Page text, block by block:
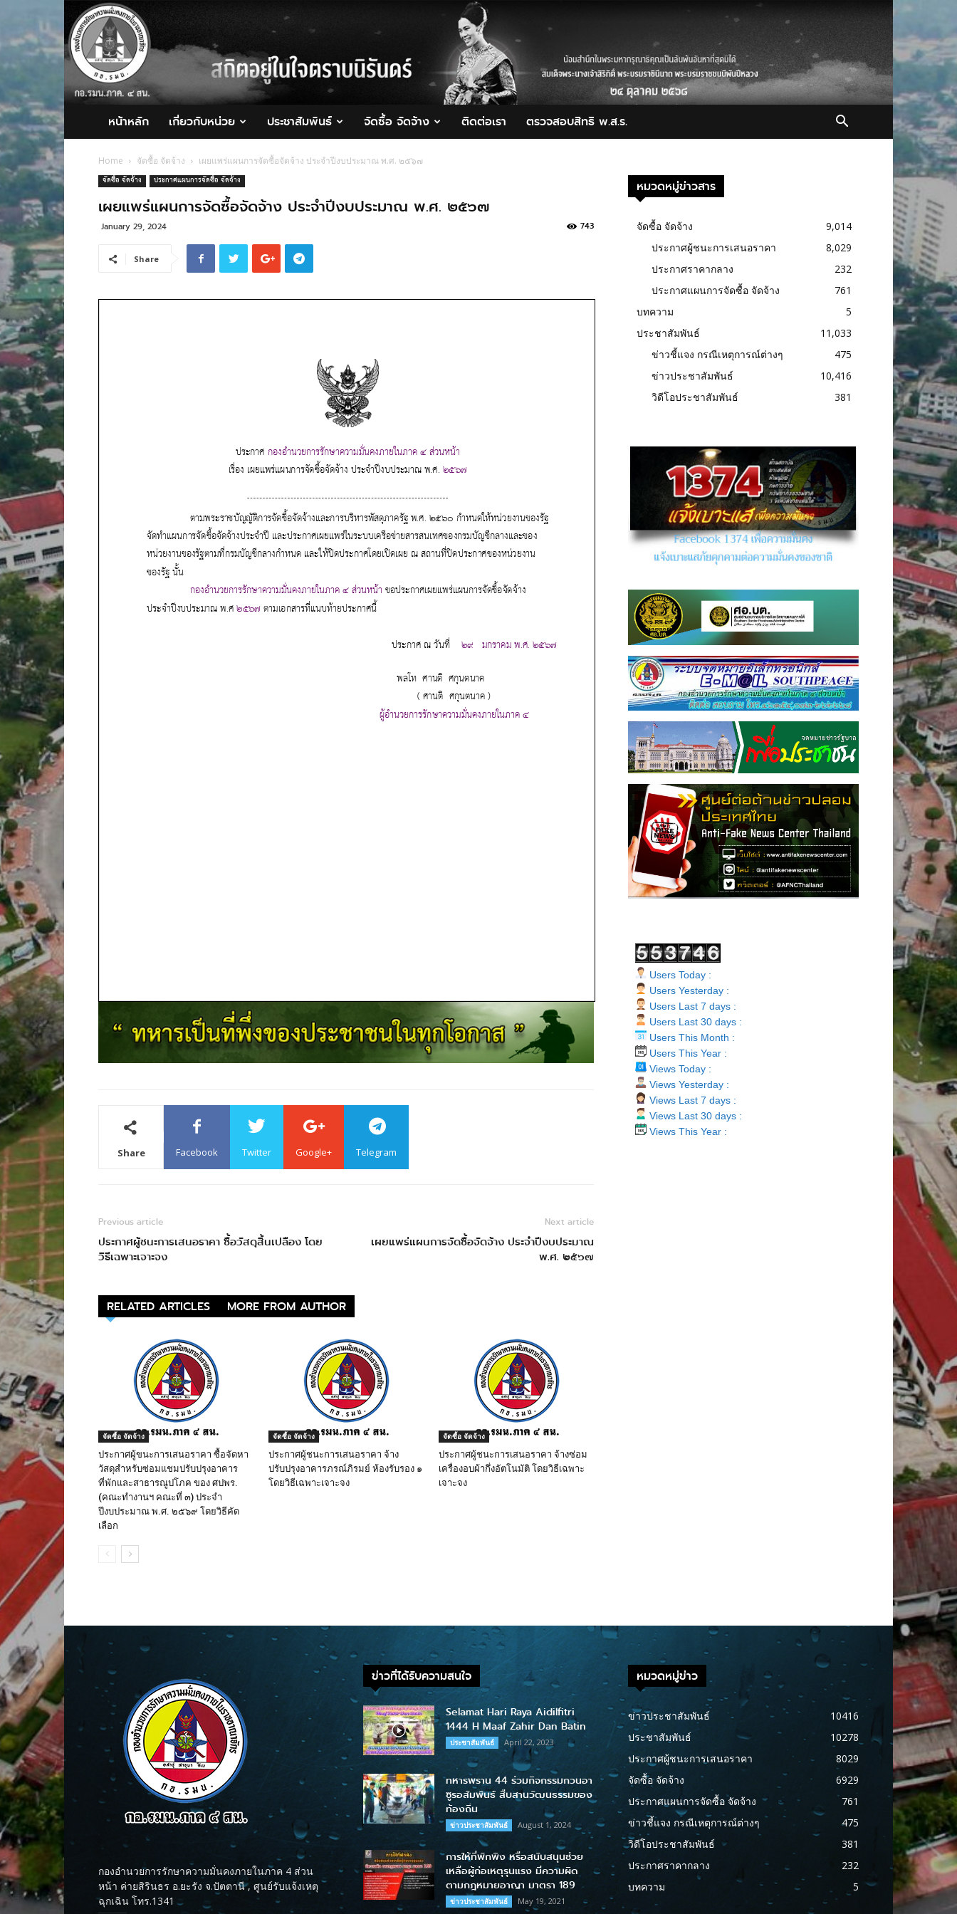
กอ.รมน.ภาค
4
สน.
หน้าหลัก เกี่ยวกับหน่วย ประชาสัมพันธ์ จัดซื้อ จัดจ้าง ติดต่อเรา ตรวจสอบสิทธิ พ.ส.ร.
Home จัดซื้อ จัดจ้าง เผยแพร่แผนการจัดซื้อจัดจ้าง ประจำปีงบประมาณ พ.ศ. ๒๕๖๗
จัดซื้อ จัดจ้าง ประกาศแผนการจัดซื้อ จัดจ้าง
เผยแพร่แผนการจัดซื้อจัดจ้าง ประจำปีงบประมาณ พ.ศ. ๒๕๖๗
January 29, 2024 743
Share
Share Facebook Twitter Google+ Telegram
Previous article
ประกาศผู้ชนะการเสนอราคา ซื้อวัสดุสิ้นเปลือง โดย
วิธีเฉพาะเจาะจง
Next article
เผยแพร่แผนการจัดซื้อจัดจ้าง ประจำปีงบประมาณ
พ.ศ. ๒๕๖๗
RELATED ARTICLES MORE FROM AUTHOR
จัดซื้อ จัดจ้าง
ประกาศผู้ขนะการเสนอราคา ซื้อจัดหา
วัสดุสำหรับซ่อมแชมปรับปรุงอาคาร
ที่พักและสาธารณูปโภค ของ ศปพร.
(คณะทำงานฯ คณะที่ ๓) ประจำ
ปีงบประมาณ พ.ศ. ๒๕๖๙ โดยวิธีคัด
เลือก
จัดซื้อ จัดจ้าง
ประกาศผู้ชนะการเสนอราคา จ้าง
ปรับปรุงอาคารภรณ์ภิรมย์ ห้องรับรอง ๑
โดยวิธีเฉพาะเจาะจง
จัดซื้อ จัดจ้าง
ประกาศผู้ชนะการเสนอราคา จ้างซ่อม
เครื่องอบผ้ากึ่งอัตโนมัติ โดยวิธีเฉพาะ
เจาะจง
หมวดหมู่ข่าวสาร
จัดซื้อ จัดจ้าง
9,014
ประกาศผู้ชนะการเสนอราคา
8,029
ประกาศราคากลาง
232
ประกาศแผนการจัดซื้อ จัดจ้าง
761
บทความ
5
ประชาสัมพันธ์
11,033
ข่าวชี้แจง กรณีเหตุการณ์ต่างๆ
475
ข่าวประชาสัมพันธ์
10,416
วิดีโอประชาสัมพันธ์
381
Users Today :
Users Yesterday :
Users Last 7 days :
Users Last 30 days :
Users This Month :
Users This Year :
Views Today :
Views Yesterday :
Views Last 7 days :
Views Last 30 days :
Views This Year :
กองอำนวยการรักษาความมั่นคงภายในภาค 4 ส่วน
หน้า ค่ายสิรินธร อ.ยะรัง จ.ปัตตานี , ศูนย์รับแจ้งเหตุ
ฉุกเฉิน โทร.1341
ข่าวที่ได้รับความสนใจ
Selamat Hari Raya Aidilfitri
1444 H Maaf Zahir Dan Batin
ประชาสัมพันธ์ April 22, 2023
ทหารพราน 44 ร่วมกิจกรรมกวนอา
ซูรอสัมพันธ์ สืบสานวัฒนธรรมของ
ท้องถิ่น
ข่าวประชาสัมพันธ์ August 1, 2024
การให้ที่พักพิง หรือสนับสนุนช่วย
เหลือผู้ก่อเหตุรุนแรง มีความผิด
ตามกฎหมายอาญา มาตรา 189
ข่าวประชาสัมพันธ์ May 19, 2021
หมวดหมู่ข่าว
ข่าวประชาสัมพันธ์
10416
ประชาสัมพันธ์
10278
ประกาศผู้ชนะการเสนอราคา
8029
จัดซื้อ จัดจ้าง
6929
ประกาศแผนการจัดซื้อ จัดจ้าง
761
ข่าวชี้แจง กรณีเหตุการณ์ต่างๆ
475
วิดีโอประชาสัมพันธ์
381
ประกาศราคากลาง
232
บทความ
5